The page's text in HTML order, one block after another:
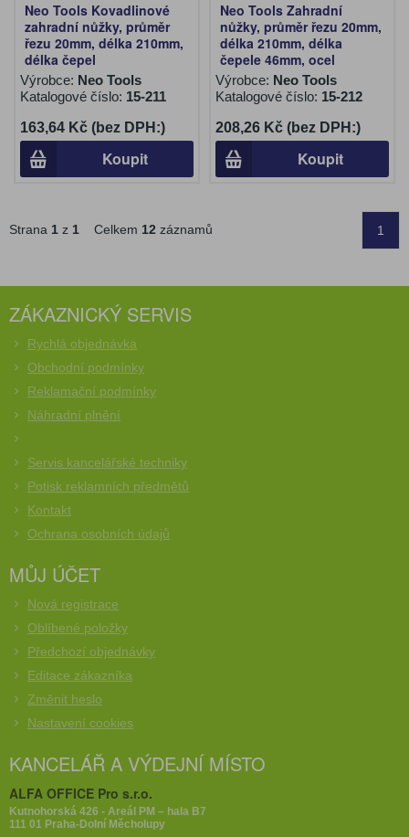
Neo Tools Kovadlinové
zahradní nůžky, průměr
řezu 20mm, délka 210mm,
délka čepel
Výrobce: Neo Tools
Katalogové číslo: 15-211
163,64 Kč (bez DPH:)
Koupit
Neo Tools Zahradní
nůžky, průměr řezu 20mm,
délka 210mm, délka
čepele 46mm, ocel
Výrobce: Neo Tools
Katalogové číslo: 15-212
208,26 Kč (bez DPH:)
Koupit
Strana 1 z 1 Celkem 12 záznamů 1
ZÁKAZNICKÝ SERVIS
Rychlá objednávka
Obchodní podmínky
Reklamační podmínky
Náhradní plnění
Servis kancelářské techniky
Potisk reklamních předmětů
Kontakt
Ochrana osobních údajů
MŮJ ÚČET
Nová registrace
Oblíbené položky
Předchozí objednávky
Editace zákazníka
Změnit heslo
Nastavení cookies
KANCELÁŘ A VÝDEJNÍ MÍSTO
ALFA OFFICE Pro s.r.o.
Kutnohorská 426 - Areál PM – hala B7
111 01 Praha-Dolní Měcholupy